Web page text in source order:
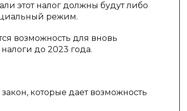
этот налог должны будут либо
режим.
возможность для вновь
до 2023 года.
которые дает возможность